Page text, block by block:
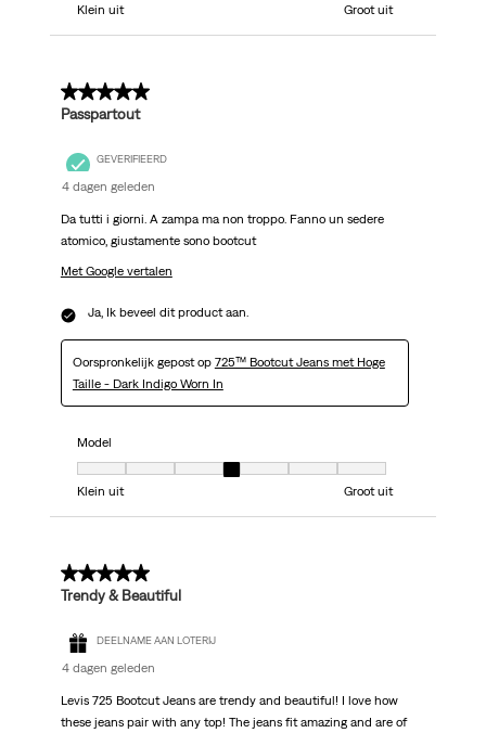
Klein uit
Groot uit
5 van 5 sterren.
Passpartout
GEVERIFIEERD
4 dagen geleden
Da tutti i giorni. A zampa ma non troppo. Fanno un sedere
atomico, giustamente sono bootcut
Met Google vertalen
Ja, Ik beveel dit product aan.
Oorspronkelijk gepost op 725™ Bootcut Jeans met Hoge
Taille - Dark Indigo Worn In
Model
Model, 4 van 7, waarbij 1 gelijk is aan Klein uit en 7 gelijk is aan Groot uit
Klein uit
Groot uit
5 van 5 sterren.
Trendy & Beautiful
DEELNAME AAN LOTERIJ
4 dagen geleden
Levis 725 Bootcut Jeans are trendy and beautiful! I love how
these jeans pair with any top! The jeans fit amazing and are of